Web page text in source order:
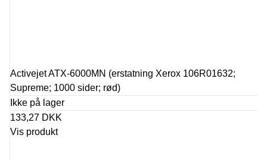
Activejet ATX-6000MN (erstatning Xerox 106R01632;
Supreme; 1000 sider; rød)
Ikke på lager
133,27 DKK
Vis produkt